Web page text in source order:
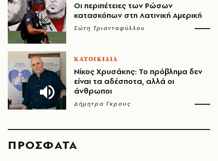
Οι περιπέτειες των Ρώσων
κατασκόπων στη Λατινική Αμερική
Σώτη Τριανταφύλλου
ΚΑΤΟΙΚΙΔΙΑ
Νίκος Χρυσάκης: Το πρόβλημα δεν
είναι τα αδέσποτα, αλλά οι
άνθρωποι
Δήμητρα Γκρους
ΠΡΟΣΦΑΤΑ